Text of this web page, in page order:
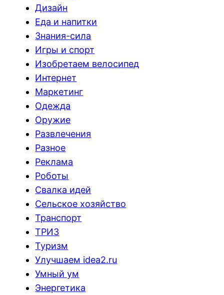
Дизайн
Еда и напитки
Знания-сила
Игры и спорт
Изобретаем велосипед
Интернет
Маркетинг
Одежда
Оружие
Развлечения
Разное
Реклама
Роботы
Свалка идей
Сельское хозяйство
Транспорт
ТРИЗ
Туризм
Улучшаем idea2.ru
Умный ум
Энергетика